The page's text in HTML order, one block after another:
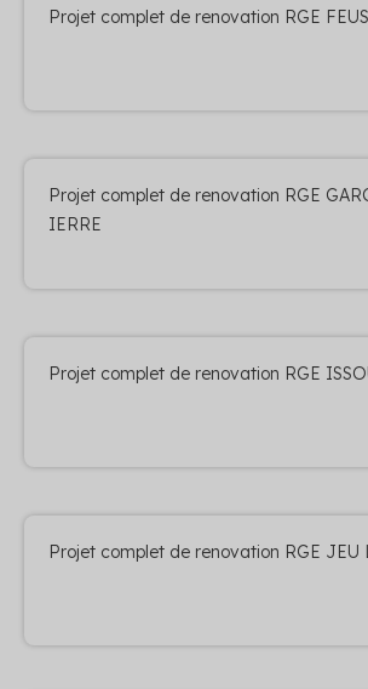
Projet complet de renovation RGE
Projet complet de renovation RGE
IERRE
Projet complet de renovation RGE
Projet complet de renovation RGE JEU